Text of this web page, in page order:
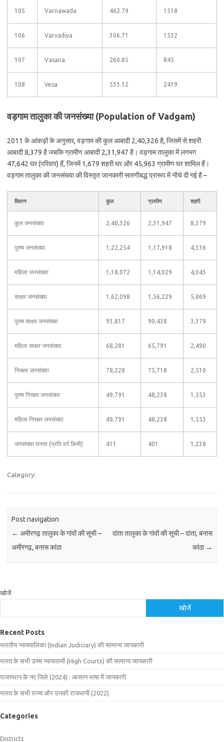
105 Varnawada 462.79 1518
106 Varvadiya 306.71 1532
107 Vasana 260.85 845
108 Vesa 533.12 2419
वड़गाम तालुका की जनसंख्या (Population of Vadgam)
2011 के आंकड़ों के अनुसार, वड़गाम की कुल आबादी 2,40,326 है, जिसमें से शहरी
आबादी 8,379 है जबकि ग्रामीण आबादी 2,31,947 है। वड़गाम तालुका में लगभग
47,642 घर (परिवार) हैं, जिनमें 1,679 शहरी घर और 45,963 ग्रामीण घर शामिल हैं।
वड़गाम तालुका की जनसंख्या की विस्तृत जानकारी सारणीबद्ध प्रारूप में नीचे दी गई है –
विवरण कुल ग्रामीण शहरी
कुल जनसंख्या 2,40,326 2,31,947 8,379
पुरुष जनसंख्या 1,22,254 1,17,918 4,336
महिला जनसंख्या 1,18,072 1,14,029 4,043
साक्षर जनसंख्या 1,62,098 1,56,229 5,869
पुरुष साक्षर जनसंख्या 93,817 90,438 3,379
महिला साक्षर जनसंख्या 68,281 65,791 2,490
निरक्षर जनसंख्या 78,228 75,718 2,510
पुरुष निरक्षर जनसंख्या 49,791 48,238 1,553
महिला निरक्षर जनसंख्या 49,791 48,238 1,553
जनसंख्या घनत्व (प्रति वर्ग किमी) 411 401 1,238
Category:
Post navigation
← अमीरगढ़ तालुका के गांवों की सूची –
अमीरगढ़, बनास कांठा
दांता तालुका के गांवों की सूची – दांता, बनास
कांठा →
खोजें
खोजें
Recent Posts
भारतीय न्यायपालिका (Indian Judiciary) की सामान्य जानकारी
भारत के सभी उच्च न्यायालयों (High Courts) की सामान्य जानकारी
राजस्थान के नए जिले (2024) : आसान भाषा में जानकारी
भारत के सभी राज्य और उनकी राजधानी (2022)
Categories
Districts